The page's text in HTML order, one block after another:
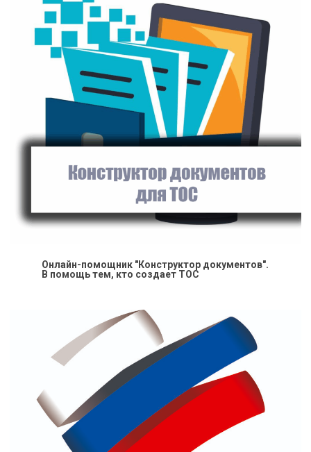
Онлайн-помощник "Конструктор документов".
В помощь тем, кто создает ТОС